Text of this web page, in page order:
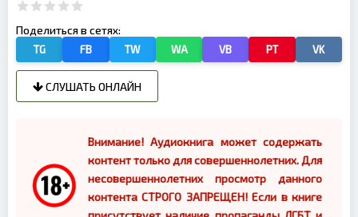
Поделиться в сетях:
TG FB TW WA VB PT VK
СЛУШАТЬ ОНЛАЙН
Внимание! Аудиокнига может содержать
контент только для совершеннолетних. Для
несовершеннолетних просмотр данного
контента СТРОГО ЗАПРЕЩЕН! Если в книге